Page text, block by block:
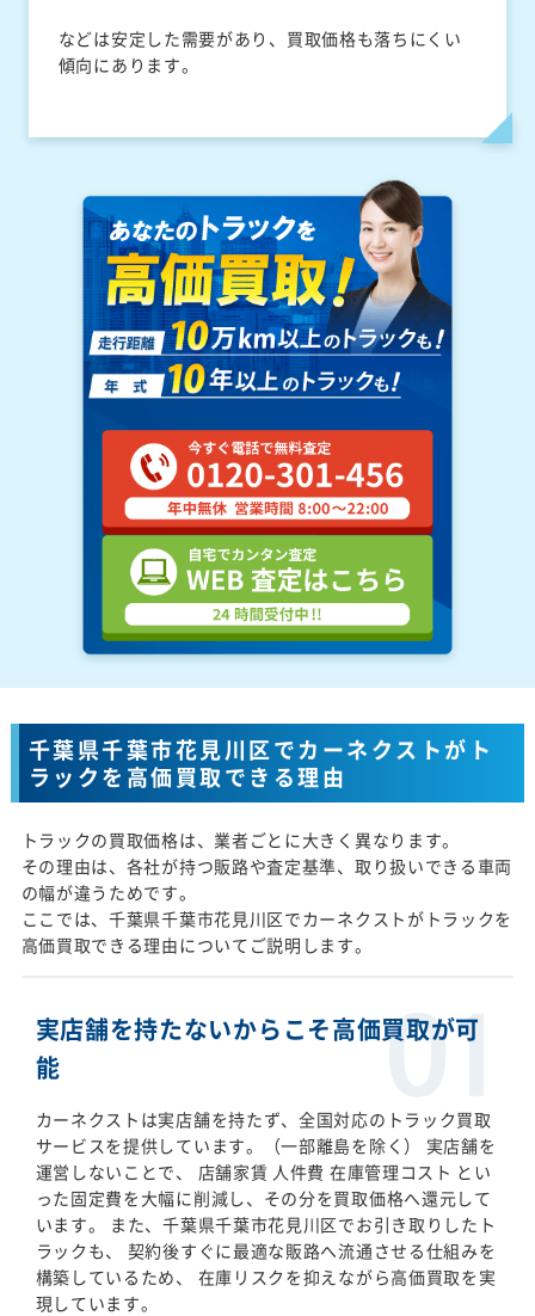
などは安定した需要があり、買取価格も落ちにくい
傾向にあります。
千葉県千葉市花見川区でカーネクストがト
ラックを高価買取できる理由
トラックの買取価格は、業者ごとに大きく異なります。
その理由は、各社が持つ販路や査定基準、取り扱いできる車両
の幅が違うためです。
ここでは、千葉県千葉市花見川区でカーネクストがトラックを
高価買取できる理由についてご説明します。
実店舗を持たないからこそ高価買取が可
能
カーネクストは実店舗を持たず、全国対応のトラック買取
サービスを提供しています。（一部離島を除く） 実店舗を
運営しないことで、 店舗家賃 人件費 在庫管理コスト とい
った固定費を大幅に削減し、その分を買取価格へ還元して
います。 また、千葉県千葉市花見川区でお引き取りしたト
ラックも、 契約後すぐに最適な販路へ流通させる仕組みを
構築しているため、 在庫リスクを抑えながら高価買取を実
現しています。